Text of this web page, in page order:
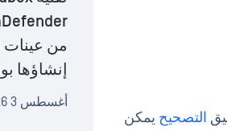
التصحيح يمكن
من عينات
إنشاؤها
أغسطس 3 2026